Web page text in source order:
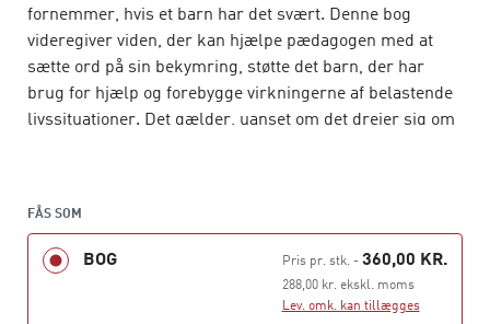
fornemmer, hvis et barn har det svært. Denne bog
videregiver viden, der kan hjælpe pædagogen med at
sætte ord på sin bekymring, støtte det barn, der har
brug for hjælp og forebygge virkningerne af belastende
livssituationer. Det gælder, uanset om det drejer sig om
del af deres hverdag. Pædagogerne er derfor centrale
tilknytningspersoner, som barnet kan udforske verden
ud fra, søge trøst hos og få hjælp af til at regulere sine
FÅS SOM
BOG Pris pr. stk.- 360,00 KR.
288,00 kr. ekskl. moms
Lev. omk. kan tillægges